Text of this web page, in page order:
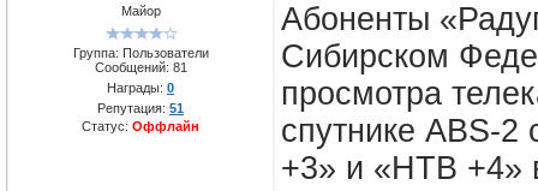
Майор
Группа: Пользователи
Сообщений: 81
Награды: 0
Репутация: 51
Статус: Оффлайн
Абоненты
Сибирском
просмотра
спутнике ABS-
+3» и «НТВ +4»